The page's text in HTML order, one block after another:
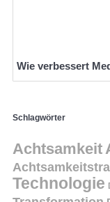
Wie verbessert
Schlagwörter
Achtsamkeit
Technologie